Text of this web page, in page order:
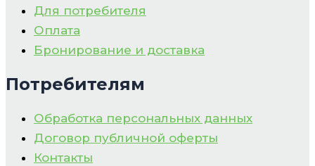
Для потребителя
Оплата
Бронирование и доставка
Потребителям
Обработка персональных данных
Договор публичной оферты
Контакты